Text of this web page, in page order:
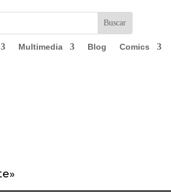
Multimedia Blog Comics
»